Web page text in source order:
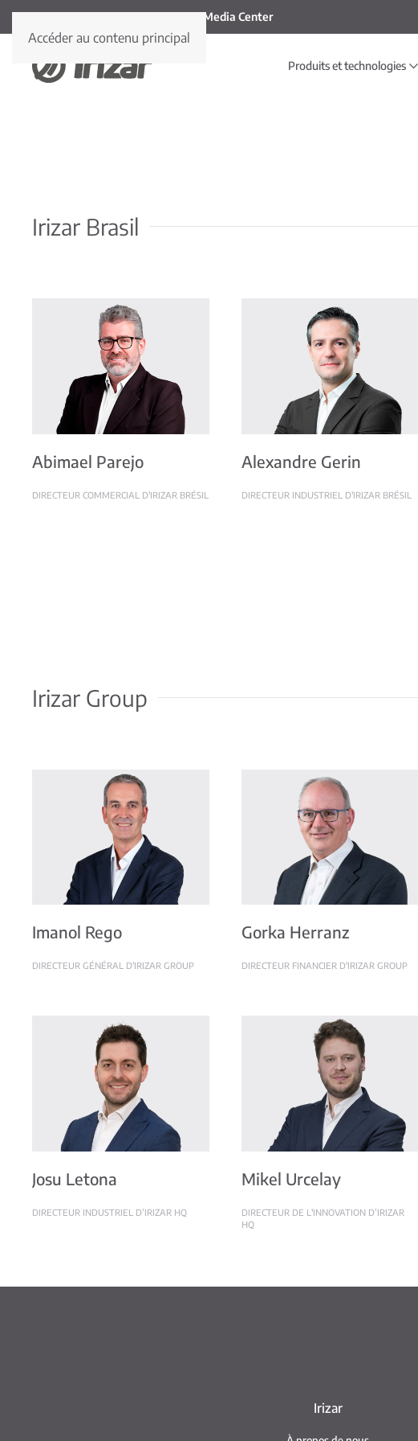
Accéder au contenu principal
Media Center
Produits et technologies
Irizar Brasil
Abimael Parejo
DIRECTEUR COMMERCIAL D'IRIZAR BRÉSIL
Alexandre Gerin
DIRECTEUR INDUSTRIEL D'IRIZAR BRÉSIL
Irizar Group
Imanol Rego
DIRECTEUR GÉNÉRAL D'IRIZAR GROUP
Gorka Herranz
DIRECTEUR FINANCIER D'IRIZAR GROUP
Josu Letona
DIRECTEUR INDUSTRIEL D’IRIZAR HQ
Mikel Urcelay
DIRECTEUR DE L'INNOVATION D’IRIZAR
HQ
Irizar